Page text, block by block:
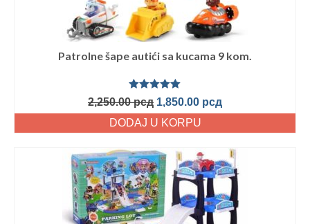
Patrolne šape autići sa kucama 9 kom.
Ocenjeno
sa5.00od
5
2,250.00рсд 1,850.00 рсд
DODAJ U KORPU